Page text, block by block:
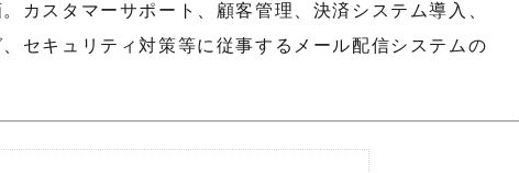
カスタマーサポート、顧客管理、決済システム導入、
セキュリティ対策等に従事するメール配信システムの